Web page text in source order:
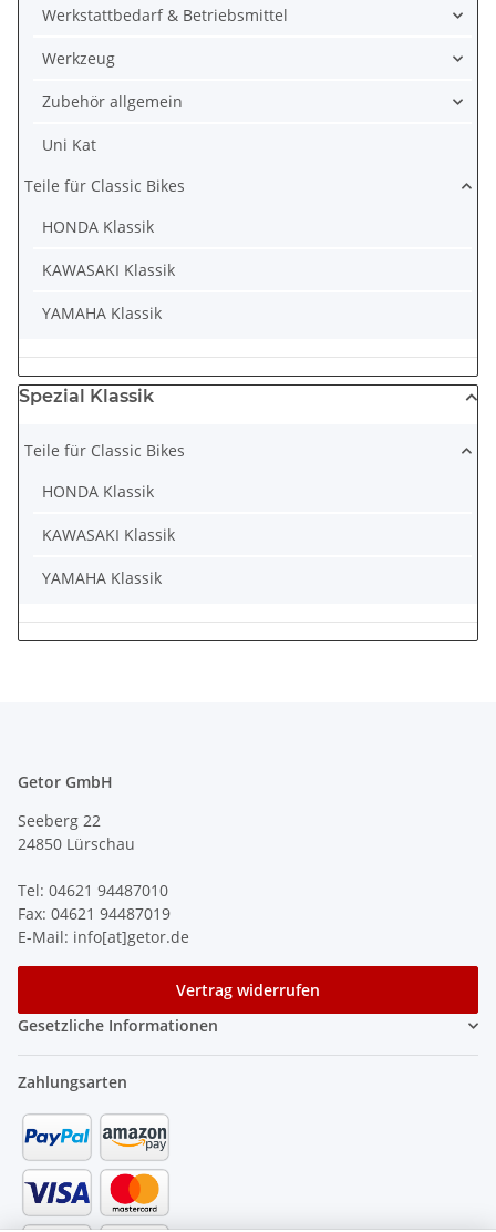
Werkstattbedarf & Betriebsmittel
Werkzeug
Zubehör allgemein
Uni Kat
Teile für Classic Bikes
HONDA Klassik
KAWASAKI Klassik
YAMAHA Klassik
Spezial Klassik
Teile für Classic Bikes
HONDA Klassik
KAWASAKI Klassik
YAMAHA Klassik
Getor GmbH
Seeberg 22
24850 Lürschau
Tel: 04621 94487010
Fax: 04621 94487019
E-Mail: info[at]getor.de
Vertrag widerrufen
Gesetzliche Informationen
Zahlungsarten